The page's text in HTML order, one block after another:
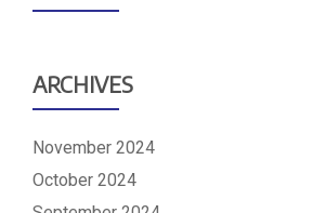
ARCHIVES
November 2024
October 2024